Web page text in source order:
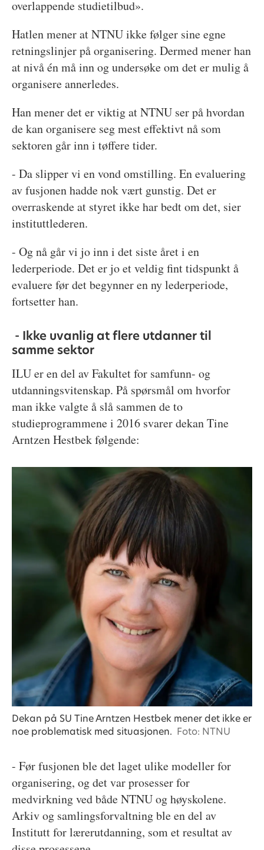
overlappende studietilbud».
Hatlen mener at NTNU ikke følger sine egne
retningslinjer på organisering. Dermed mener han
at nivå én må inn og undersøke om det er mulig å
organisere annerledes.
Han mener det er viktig at NTNU ser på hvordan
de kan organisere seg mest effektivt nå som
sektoren går inn i tøffere tider.
- Da slipper vi en vond omstilling. En evaluering
av fusjonen hadde nok vært gunstig. Det er
overraskende at styret ikke har bedt om det, sier
instituttlederen.
- Og nå går vi jo inn i det siste året i en
lederperiode. Det er jo et veldig fint tidspunkt å
evaluere før det begynner en ny lederperiode,
fortsetter han.
- Ikke uvanlig at flere utdanner til
samme sektor
ILU er en del av Fakultet for samfunn- og
utdanningsvitenskap. På spørsmål om hvorfor
man ikke valgte å slå sammen de to
studieprogrammene i 2016 svarer dekan Tine
Arntzen Hestbek følgende:
Dekan på SU Tine Arntzen Hestbek mener det ikke er
noe problematisk med situasjonen. Foto: NTNU
- Før fusjonen ble det laget ulike modeller for
organisering, og det var prosesser for
medvirkning ved både NTNU og høyskolene.
Arkiv og samlingsforvaltning ble en del av
Institutt for lærerutdanning, som et resultat av